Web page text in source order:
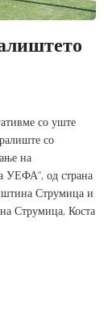
со уште
со
на
УЕФА“, од страна
Струмица и
Струмица, Коста